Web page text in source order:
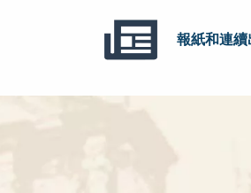
報紙和連